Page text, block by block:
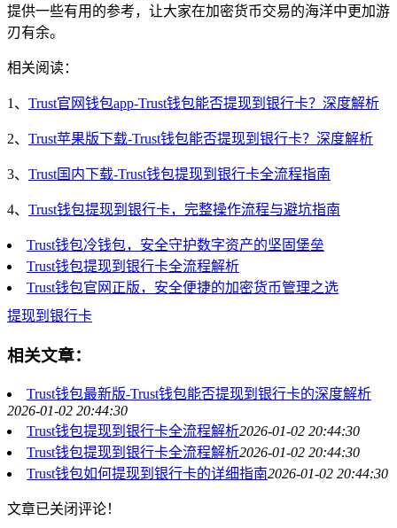
提供一些有用的参考，让大家在加密货币交易的海洋中更加游
刃有余。
相关阅读：
1、 Trust官网钱包app-Trust钱包能否提现到银行卡？深度解析
2、 Trust苹果版下载-Trust钱包能否提现到银行卡？深度解析
3、 Trust国内下载-Trust钱包提现到银行卡全流程指南
4、 Trust钱包提现到银行卡，完整操作流程与避坑指南
Trust钱包冷钱包，安全守护数字资产的坚固堡垒
Trust钱包提现到银行卡全流程解析
Trust钱包官网正版，安全便捷的加密货币管理之选
提现到银行卡
相关文章：
Trust钱包最新版-Trust钱包能否提现到银行卡的深度解析
2026-01-02 20:44:30
Trust钱包提现到银行卡全流程解析2026-01-02 20:44:30
Trust钱包提现到银行卡全流程解析2026-01-02 20:44:30
Trust钱包如何提现到银行卡的详细指南2026-01-02 20:44:30
文章已关闭评论！